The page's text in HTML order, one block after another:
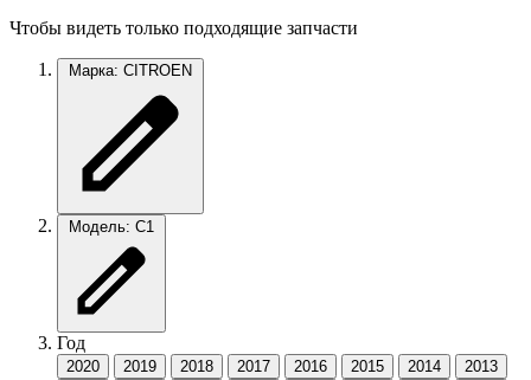
Чтобы видеть только подходящие запчасти
Марка: CITROEN
Модель: C1
Год
2020 2019 2018 2017 2016 2015 2014
2013